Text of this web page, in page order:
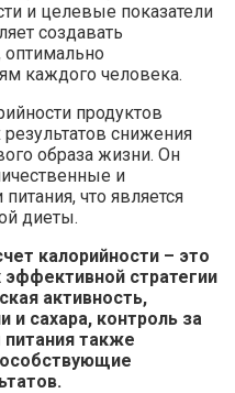
и целевые показатели
создавать
каждого человека.
продуктов
снижения
образа жизни. Он
и
что является
диеты.
калорийности – это
стратегии
активность,
и сахара, контроль за
также